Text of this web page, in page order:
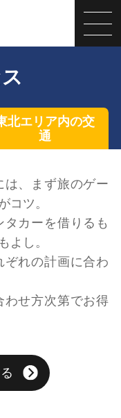
北エリア内の交
通
、まず旅のゲー
コツ。
カーを借りるも
よし。
れの計画に合わ
わせ方次第でお得